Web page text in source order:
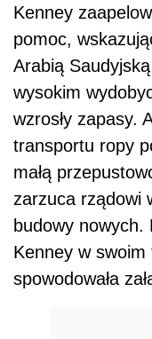
Kenney
pomoc,
Arabią
wysokim
wzrosły zapasy.
transportu ropy
małą
zarzuca rządowi
budowy nowych.
Kenney w
spowodowała